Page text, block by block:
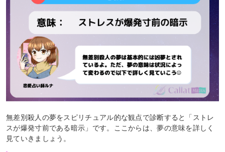
無差別殺人の夢をスピリチュアル的な観点で診断すると「ストレ
スが爆発寸前である暗示」です。ここからは、夢の意味を詳しく
見ていきましょう。